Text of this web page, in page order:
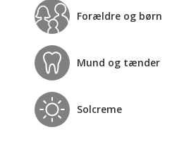
Forældre og børn
Mund og tænder
Solcreme